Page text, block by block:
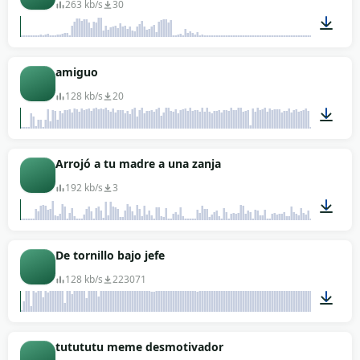
263 kb/s 30
amiguo
128 kb/s 20
Arrojó a tu madre a una zanja
192 kb/s 3
De tornillo bajo jefe
128 kb/s 223071
tutututu meme desmotivador